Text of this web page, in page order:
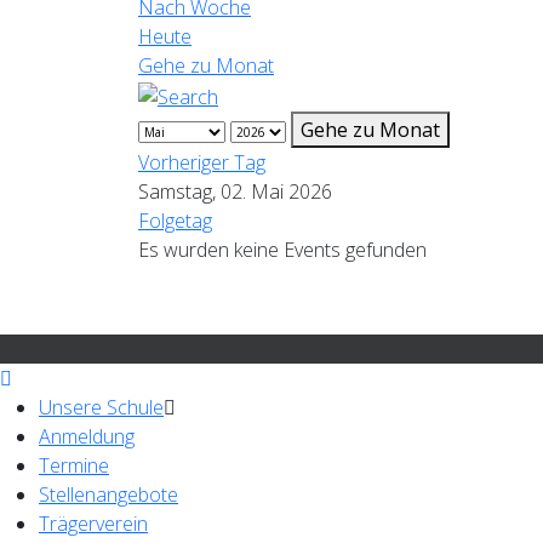
Nach Woche
Heute
Gehe zu Monat
Gehe zu Monat
Vorheriger Tag
Samstag, 02. Mai 2026
Folgetag
Es wurden keine Events gefunden
Unsere Schule
Anmeldung
Termine
Stellenangebote
Trägerverein